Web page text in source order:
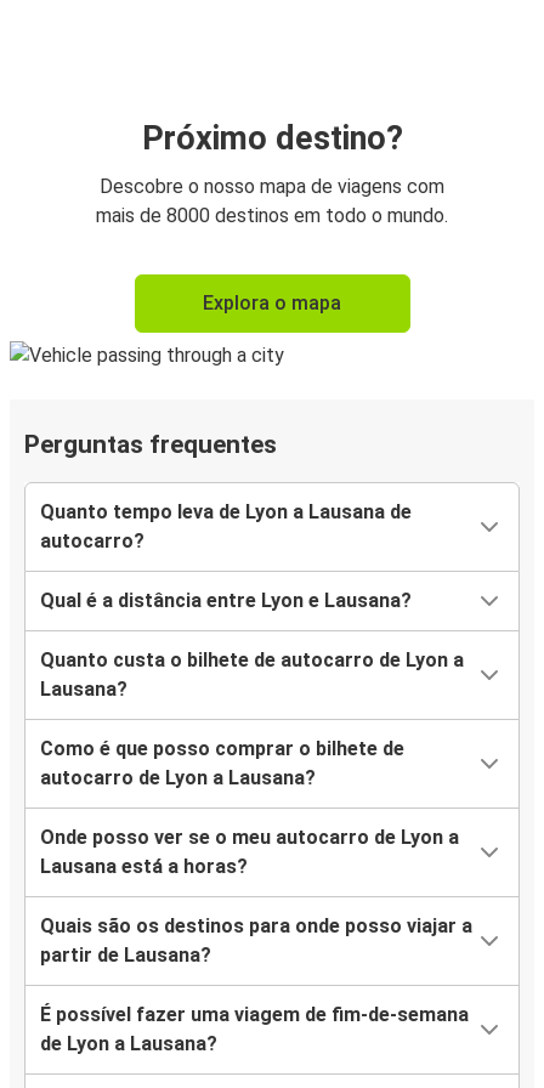
Próximo destino?
Descobre o nosso mapa de viagens com
mais de 8000 destinos em todo o mundo.
Explora o mapa
Perguntas frequentes
Quanto tempo leva de Lyon a Lausana de
autocarro?
Qual é a distância entre Lyon e Lausana?
Quanto custa o bilhete de autocarro de Lyon a
Lausana?
Como é que posso comprar o bilhete de
autocarro de Lyon a Lausana?
Onde posso ver se o meu autocarro de Lyon a
Lausana está a horas?
Quais são os destinos para onde posso viajar a
partir de Lausana?
É possível fazer uma viagem de fim-de-semana
de Lyon a Lausana?